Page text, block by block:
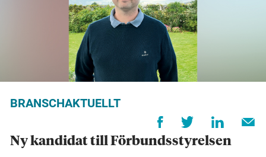
BRANSCHAKTUELLT
Ny kandidat till Förbundsstyrelsen